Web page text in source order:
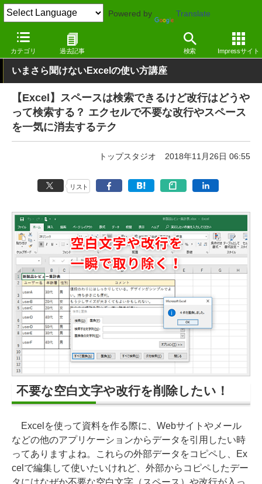
Powered by Translate
カテゴリ 過去記事 検索 Impressサイト
窓の杜 オフィス・ドキュメント Windows
いまさら聞けないExcelの使い方講座
【Excel】スペースは検索できるけど改行はどうや
って検索する？ エクセルで不要な改行やスペース
を一気に消去するテク
トップスタジオ 2018年11月26日 06:55
リスト
不要な空白文字や改行を削除したい！
Excelを使って資料を作る際に、Webサイトやメール
などの他のアプリケーションからデータを引用したい時
ってありますよね。これらの外部データをコピペし、Ex
celで編集して使いたいけれど、外部からコピペしたデー